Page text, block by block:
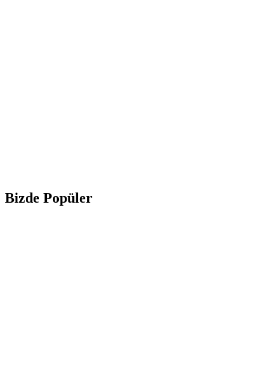
Bizde Popüler